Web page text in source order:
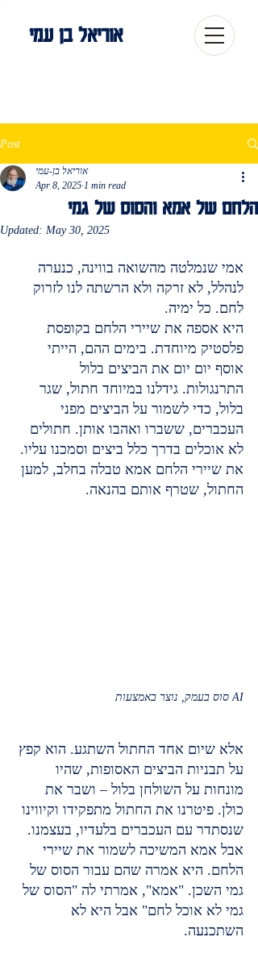
אוריאל בן עמי
Post
הלחם של אמא והסוס של גמי
אוריאל בן-עמי
Apr 8, 2025 1 min read
Updated: May 30, 2025
אמי שנמלטה מהשואה בווינה, כנערה
לנהלל, לא זרקה ולא הרשתה לנו לזרוק
לחם. כל ימיה.
היא אספה את שיירי הלחם בקופסת
פלסטיק מיוחדת. בימים ההם, הייתי
אוסף יום יום את הביצים בלול
התרנגולות. גידלנו במיוחד חתול, שגר
בלול, כדי לשמור על הביצים מפני
העכברים, ששברו ואהבו אותן. חתולים
לא אוכלים בדרך כלל ביצים וסמכנו עליו.
את שיירי הלחם אמא טבלה בחלב, למען
החתול, שטרף אותם בהנאה.
סוס בעמק, נוצר באמצעות AI
אלא שיום אחד החתול השתגע. הוא קפץ
על תבניות הביצים האסופות, שהיו
מונחות על השולחן בלול – ושבר את
כולן. פיטרנו את החתול מתפקידו וקיווינו
שנסתדר עם העכברים בלעדיו, בעצמנו.
אבל אמא המשיכה לשמור את שיירי
הלחם. היא אמרה שהם עבור הסוס של
גמי השכן. "אמא", אמרתי לה "הסוס של
גמי לא אוכל לחם" אבל היא לא
השתכנעה.